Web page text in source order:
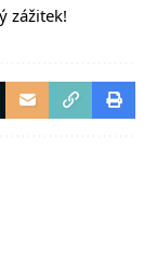
zážitek!